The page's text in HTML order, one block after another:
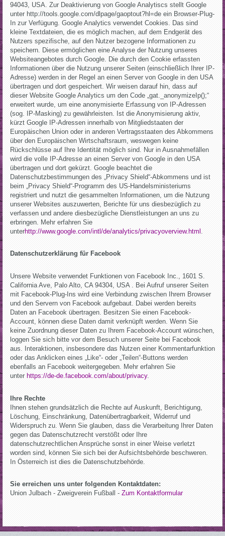
94043, USA. Zur Deaktivierung von Google Analytiscs stellt Google
unter http://tools.google.com/dlpage/gaoptout?hl=de ein Browser-Plug-
In zur Verfügung. Google Analytics verwendet Cookies. Das sind
kleine Textdateien, die es möglich machen, auf dem Endgerät des
Nutzers spezifische, auf den Nutzer bezogene Informationen zu
speichern. Diese ermöglichen eine Analyse der Nutzung unseres
Websiteangebotes durch Google. Die durch den Cookie erfassten
Informationen über die Nutzung unserer Seiten (einschließlich Ihrer IP-
Adresse) werden in der Regel an einen Server von Google in den USA
übertragen und dort gespeichert. Wir weisen darauf hin, dass auf
dieser Website Google Analytics um den Code „gat._anonymizeIp();“
erweitert wurde, um eine anonymisierte Erfassung von IP-Adressen
(sog. IP-Masking) zu gewährleisten. Ist die Anonymisierung aktiv,
kürzt Google IP-Adressen innerhalb von Mitgliedstaaten der
Europäischen Union oder in anderen Vertragsstaaten des Abkommens
über den Europäischen Wirtschaftsraum, weswegen keine
Rückschlüsse auf Ihre Identität möglich sind. Nur in Ausnahmefällen
wird die volle IP-Adresse an einen Server von Google in den USA
übertragen und dort gekürzt. Google beachtet die
Datenschutzbestimmungen des „Privacy Shield“-Abkommens und ist
beim „Privacy Shield“-Programm des US-Handelsministeriums
registriert und nutzt die gesammelten Informationen, um die Nutzung
unserer Websites auszuwerten, Berichte für uns diesbezüglich zu
verfassen und andere diesbezügliche Dienstleistungen an uns zu
erbringen. Mehr erfahren Sie
unterhttp://www.google.com/intl/de/analytics/privacyoverview.html
Datenschutzerklärung für Facebook
Unsere Website verwendet Funktionen von Facebook Inc., 1601 S.
California Ave, Palo Alto, CA 94304, USA . Bei Aufruf unserer Seiten
mit Facebook-Plug-Ins wird eine Verbindung zwischen Ihrem Browser
und den Servern von Facebook aufgebaut. Dabei werden bereits
Daten an Facebook übertragen. Besitzen Sie einen Facebook-
Account, können diese Daten damit verknüpft werden. Wenn Sie
keine Zuordnung dieser Daten zu Ihrem Facebook-Account wünschen,
loggen Sie sich bitte vor dem Besuch unserer Seite bei Facebook
aus. Interaktionen, insbesondere das Nutzen einer Kommentarfunktion
oder das Anklicken eines „Like“- oder „Teilen“-Buttons werden
ebenfalls an Facebook weitergegeben. Mehr erfahren Sie
unter https://de-de.facebook.com/about/privacy.
Ihre Rechte
Ihnen stehen grundsätzlich die Rechte auf Auskunft, Berichtigung,
Löschung, Einschränkung, Datenübertragbarkeit, Widerruf und
Widerspruch zu. Wenn Sie glauben, dass die Verarbeitung Ihrer Daten
gegen das Datenschutzrecht verstößt oder Ihre
datenschutzrechtlichen Ansprüche sonst in einer Weise verletzt
worden sind, können Sie sich bei der Aufsichtsbehörde beschweren.
In Österreich ist dies die Datenschutzbehörde.
Sie erreichen uns unter folgenden Kontaktdaten:
Union Julbach - Zweigverein Fußball - Zum Kontaktformular